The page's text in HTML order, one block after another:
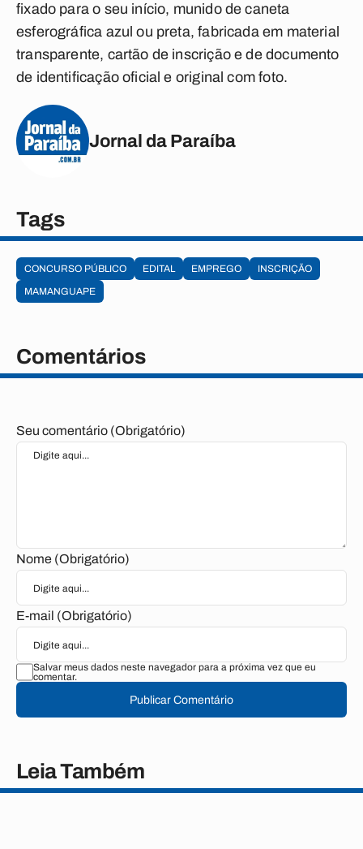
fixado para o seu início, munido de caneta
esferográfica azul ou preta, fabricada em material
transparente, cartão de inscrição e de documento
de identificação oficial e original com foto.
Jornal da Paraíba
Tags
CONCURSO PÚBLICO EDITAL EMPREGO
INSCRIÇÃO
MAMANGUAPE
Comentários
Seu comentário (Obrigatório)
Nome (Obrigatório)
E-mail (Obrigatório)
Salvar meus dados neste navegador para a próxima vez que eu
comentar.
Publicar Comentário
Leia Também